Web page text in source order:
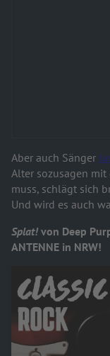
Aber auch Sänger
Alter sozusagen
muss, schlägt sich
Und wird es auch
Splat!von Deep
ANTENNE in NRW!
Audiotitel - Classic